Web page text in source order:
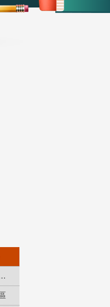
人權及轉型正義教育專區